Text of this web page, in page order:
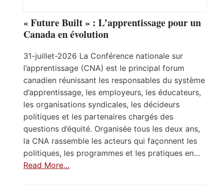
« Future Built » : L’apprentissage pour un
Canada en évolution
31-juillet-2026 La Conférence nationale sur
l’apprentissage (CNA) est le principal forum
canadien réunissant les responsables du système
d’apprentissage, les employeurs, les éducateurs,
les organisations syndicales, les décideurs
politiques et les partenaires chargés des
questions d’équité. Organisée tous les deux ans,
la CNA rassemble les acteurs qui façonnent les
politiques, les programmes et les pratiques en…
Read More…